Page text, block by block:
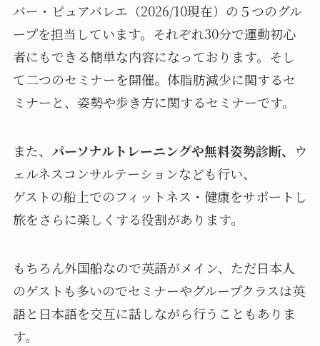
バー・ピュアバレエ（2026/10現在）の５つのグル
ープを担当しています。それぞれ30分で運動初心
者にもできる簡単な内容になっております。そし
て二つのセミナーを開催。体脂肪減少に関するセ
ミナーと、姿勢や歩き方に関するセミナーです。
また、 パーソナルトレーニングや無料姿勢診断、
ウ
ェルネスコンサルテーションなども行い、
ゲストの船上でのフィットネス・健康をサポートし
旅をさらに楽しくする役割があります。
もちろん外国船なので英語がメイン、ただ日本人
のゲストも多いのでセミナーやグループクラスは英
語と日本語を交互に話しながら行うこともありま
す。